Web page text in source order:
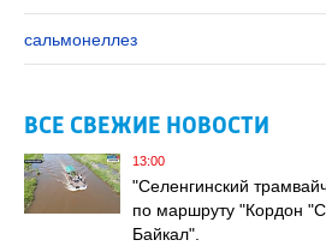
сальмонеллез
ВСЕ СВЕЖИЕ НОВОСТИ
13:00
"Селенгинский
по маршруту "Кордон
Байкал".